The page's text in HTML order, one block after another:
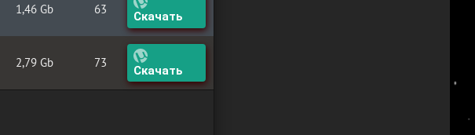
1,46 Gb 63 Скачать
2,79 Gb 73 Скачать